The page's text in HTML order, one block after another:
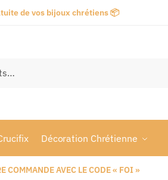
de vos bijoux chrétiens 📦
Décoration Chrétienne
COMMANDE AVEC LE CODE « FOI »